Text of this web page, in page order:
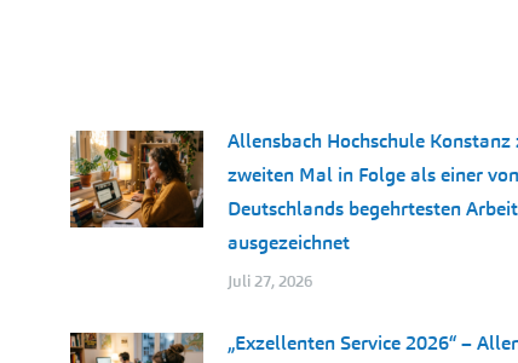
Allensbach Hochschule Konstanz
zweiten Mal in Folge als einer von
Deutschlands begehrtesten
ausgezeichnet
Juli 27, 2026
„Exzellenten Service 2026“ –